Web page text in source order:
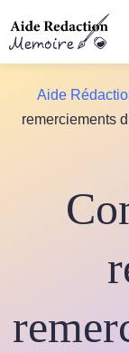
au
contenu
Aide
remerciements